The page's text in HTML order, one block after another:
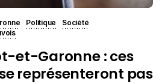
Politique
Société
et-Garonne : ces
représenteront pas